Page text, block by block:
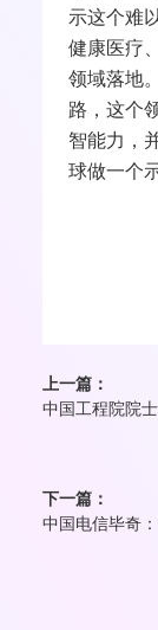
示这个难
健康医疗
领域落地
路，这个
智能力，
球做一个
上一篇：
下一篇：